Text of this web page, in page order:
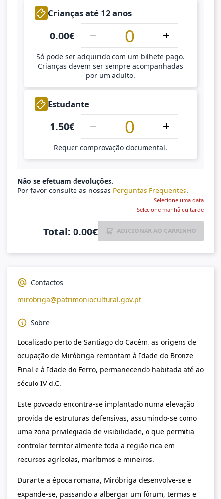
Crianças até 12 anos
0.00€
1
Só pode ser adquirido com um bilhete pago.
Crianças devem ser sempre acompanhadas
por um adulto.
Estudante
1.50€
Requer comprovação documental.
Não se efetuam devoluções.
Por favor consulte as nossas Perguntas Frequentes.
Selecione uma data
Selecione manhã ou tarde
Total:0.00€ ADICIONAR AO CARRINHO
Contactos
mirobriga@patrimoniocultural.gov.pt
Sobre
Localizado perto de Santiago do Cacém, as origens de
ocupação de Miróbriga remontam à Idade do Bronze
Final e à Idade do Ferro, permanecendo habitada até ao
século IV d.C.
Este povoado encontra-se implantado numa elevação
provida de estruturas defensivas, assumindo-se como
uma zona privilegiada de visibilidade, o que permitia
controlar territorialmente toda a região rica em
recursos agrícolas, marítimos e mineiros.
Durante a época romana, Miróbriga desenvolve-se e
expande-se, passando a albergar um fórum, termas e